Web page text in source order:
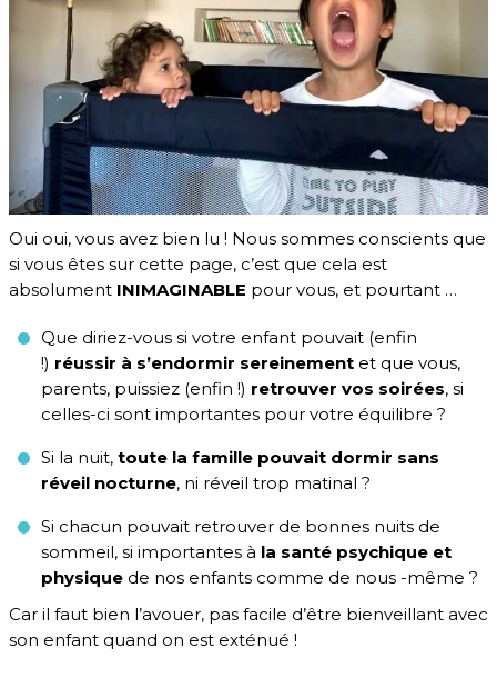
Oui oui, vous avez bien lu ! Nous sommes conscients que
si vous êtes sur cette page, c’est que cela est
absolument INIMAGINABLE pour vous, et pourtant …
Que diriez-vous si votre enfant pouvait (enfin
!) réussir à s’endormir sereinement et que vous,
parents, puissiez (enfin !) retrouver vos soirées, si
celles-ci sont importantes pour votre équilibre ?
Si la nuit, toute la famille pouvait dormir sans
réveil nocturne, ni réveil trop matinal ?
Si chacun pouvait retrouver de bonnes nuits de
sommeil, si importantes à la santé psychique et
physique de nos enfants comme de nous -même ?
Car il faut bien l’avouer, pas facile d’être bienveillant avec
son enfant quand on est exténué !